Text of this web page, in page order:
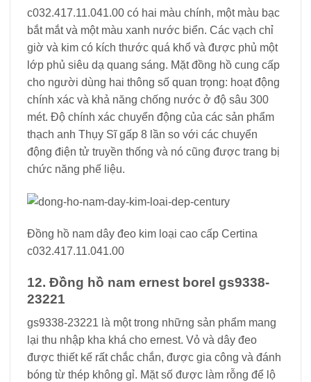
c032.417.11.041.00 có hai màu chính, một màu bạc
bắt mắt và một màu xanh nước biển. Các vạch chỉ
giờ và kim có kích thước quá khổ và được phủ một
lớp phủ siêu dạ quang sáng. Mặt đồng hồ cung cấp
cho người dùng hai thông số quan trọng: hoạt động
chính xác và khả năng chống nước ở độ sâu 300
mét. Độ chính xác chuyển động của các sản phẩm
thạch anh Thụy Sĩ gấp 8 lần so với các chuyển
động điện tử truyền thống và nó cũng được trang bị
chức năng phế liệu.
Đồng hồ nam dây đeo kim loại cao cấp Certina
c032.417.11.041.00
12. Đồng hồ nam ernest borel gs9338-
23221
gs9338-23221 là một trong những sản phẩm mang
lại thu nhập kha khá cho ernest. Vỏ và dây đeo
được thiết kế rất chắc chắn, được gia công và đánh
bóng từ thép không gỉ. Mặt số được làm rỗng để lộ